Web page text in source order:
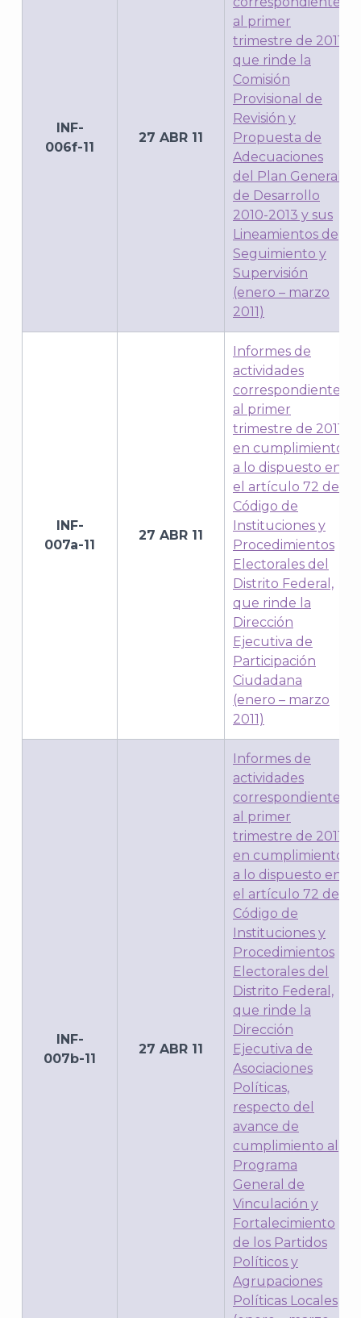
INF-
006f-11
27 ABR 11
al primer
trimestre de 2011,
que rinde la
Comisión
Provisional de
Revisión y
Propuesta de
Adecuaciones
del Plan General
de Desarrollo
2010-2013 y sus
Lineamientos de
Seguimiento y
Supervisión
(enero – marzo
2011)
INF-
007a-11
27 ABR 11
Informes de
actividades
correspondientes
al primer
trimestre de 2011,
en cumplimiento
a lo dispuesto en
el artículo 72 del
Código de
Instituciones y
Procedimientos
Electorales del
Distrito Federal,
que rinde la
Dirección
Ejecutiva de
Participación
Ciudadana
(enero – marzo
2011)
INF-
007b-11
27 ABR 11
Informes de
actividades
correspondientes
al primer
trimestre de 2011,
en cumplimiento
a lo dispuesto en
el artículo 72 del
Código de
Instituciones y
Procedimientos
Electorales del
Distrito Federal,
que rinde la
Dirección
Ejecutiva de
Asociaciones
Políticas,
respecto del
avance de
cumplimiento al
Programa
General de
Vinculación y
Fortalecimiento
de los Partidos
Políticos y
Agrupaciones
Políticas Locales